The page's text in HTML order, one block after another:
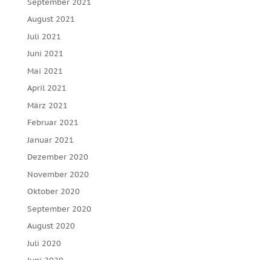
August 2021
Juli 2021
Juni 2021
Mai 2021
April 2021
März 2021
Februar 2021
Januar 2021
Dezember 2020
November 2020
Oktober 2020
September 2020
August 2020
Juli 2020